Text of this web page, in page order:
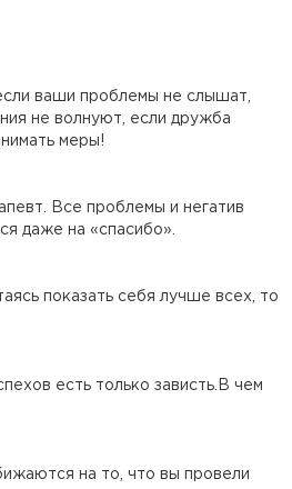
ваши проблемы не слышат,
не волнуют, если дружба
меры!
Все проблемы и негатив
даже на «спасибо».
показать себя лучше всех, то
есть только зависть.В чем
на то, что вы провели